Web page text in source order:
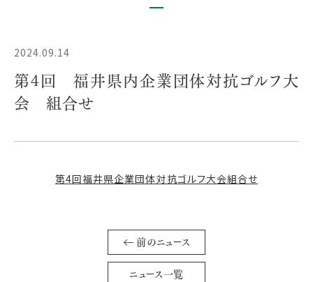
2024.09.14
第4回 福井県内企業団体対抗ゴルフ大
会 組合せ
第4回福井県企業団体対抗ゴルフ大会組合せ
前のニュース
ニュース一覧